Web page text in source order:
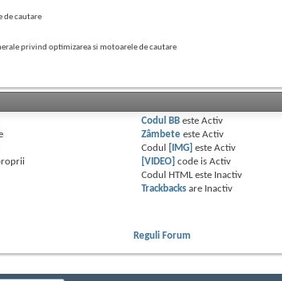
de cautare
privind optimizarea si motoarele de cautare
Codul BB esteActiv
Zâmbete esteActiv
Codul
[IMG] esteActiv
[VIDEO] code isActiv
Codul HTML este Inactiv
Trackbacks are Inactiv
Reguli Forum